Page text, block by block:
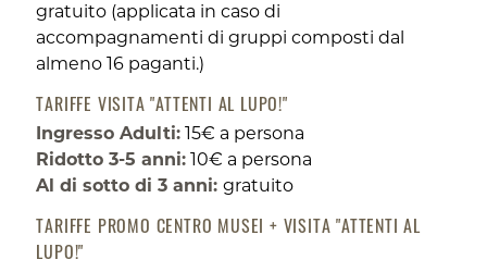
gratuito (applicata in caso di
accompagnamenti di gruppi composti dal
almeno 16 paganti.)
TARIFFE VISITA "ATTENTI AL LUPO!"
Ingresso Adulti: 15€ a persona
Ridotto 3-5 anni: 10€ a persona
Al di sotto di 3 anni:gratuito
TARIFFE PROMO CENTRO MUSEI + VISITA "ATTENTI AL
LUPO!"